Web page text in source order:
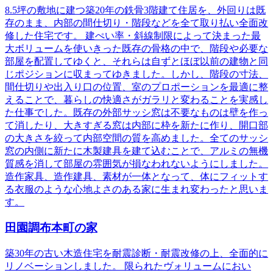
8.5坪の敷地に建つ築20年の鉄骨3階建て住居を、外回りは既
存のまま、内部の間仕切り・階段などを全て取り払い全面改
修した住宅です。 建ぺい率・斜線制限によって決まった最
大ボリュームを使いきった既存の骨格の中で、階段や必要な
部屋を配置してゆくと、それらは自ずとほぼ以前の建物と同
じポジションに収まってゆきました。しかし、階段の寸法、
間仕切りや出入り口の位置、室のプロポーションを最適に整
えることで、暮らしの快適さがガラリと変わることを実感し
た仕事でした。既存の外部サッシ窓は不要なものは壁を作っ
て消したり、大きすぎる窓は内部に枠を新たに作り、開口部
の大きさを絞って内部空間の質を高めました。全てのサッシ
窓の内側に新たに木製建具を建て込むことで、アルミの無機
質感を消して部屋の雰囲気が損なわれないようにしました。
造作家具、造作建具、素材が一体となって、体にフィットす
る衣服のような心地よさのある家に生まれ変わったと思いま
す。
田園調布本町の家
築30年の古い木造住宅を耐震診断・耐震改修の上、全面的に
リノベーションしました。 限られたヴォリュームにおい